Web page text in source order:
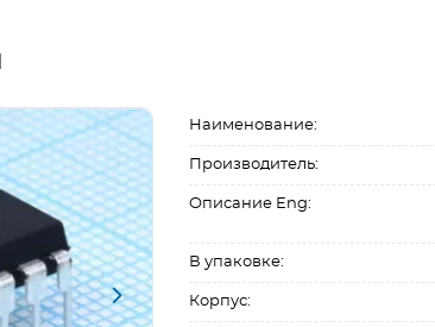
Наименование:
Производитель:
Описание Eng:
В упаковке:
Корпус: